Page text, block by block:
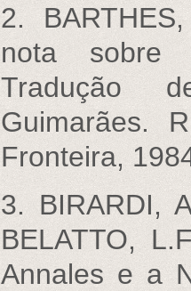
2.
nota sobre
Tradução
Guimarães.
Fronteira,
3. BIRARDI,
BELATTO,
Annales e a